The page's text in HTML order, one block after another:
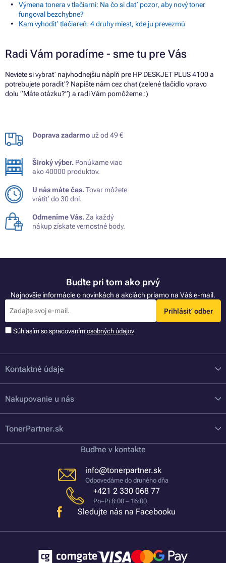
Výmena tonera v tlačiarni: Na čo si dať pozor, aby nový toner
fungoval bezchybne?
Kam vyhodiť tlačiareň: 4 druhy miest, kde ju prevezmú
Radi Vám poradíme - sme tu pre Vás
Neviete si vybrať najvhodnejšiu náplň pre HP DESKJET PLUS 4100 a
potrebujete poradiť? Napíšte nám cez chat (zelené tlačidlo vpravo
dolu “Máte otázku?”) a radi Vám pomôžeme :)
Doprava zadarmo už od 49 €
Široký výber. Ponúkame viac
ako 40000 produktov.
U nás máte čas.Tovar môžete
vrátiť do 30 dní.
Odmeníme Vás.Za každý
nákup získate vernostné body.
Buďte pri tom ako prvý
Najnovšie informácie o novinkách a akciách priamo na Váš e-mail.
Prihlásiť odber
Súhlasím so spracovaním osobných údajov
Kontaktné údaje
Nakupovanie u nás
TonerPartner.sk
Buďme v kontakte
info@tonerpartner.sk
Odpovedáme do druhého dňa
+421 2 330 068 77
Po–Pi 8:00 – 16:00
Sledujte nás na Facebooku